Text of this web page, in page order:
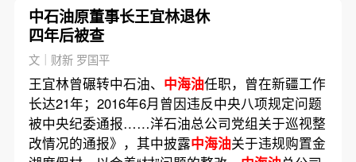
中石油原董事长王宜林退休
四年后被查
文｜财新 罗国平
王宜林曾碾转中石油、 中海油任职，曾在新疆工作
长达21年；2016年6月曾因违反中央八项规定问题
被中央纪委通报……洋石油总公司党组关于巡视整
改情况的通报》，其中披露中海油关于违规购置金